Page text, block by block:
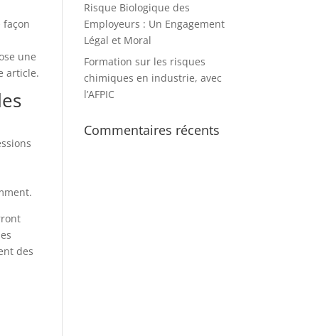
façon
une
article.
des
Risque Biologique des
Employeurs : Un Engagement
Légal et Moral
Formation sur les risques
chimiques en industrie, avec
l’AFPIC
Commentaires récents